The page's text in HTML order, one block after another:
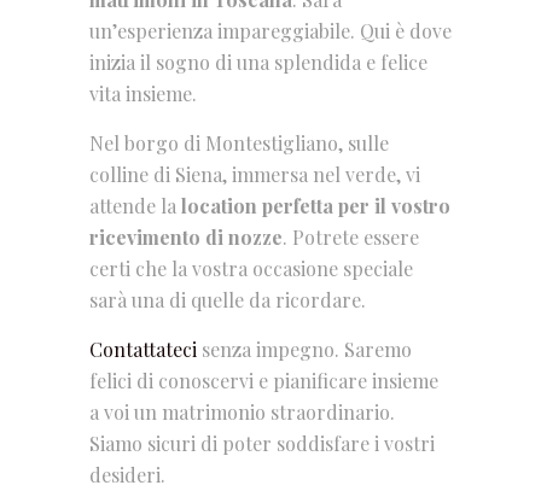
un’esperienza impareggiabile. Qui è dove
inizia il sogno di una splendida e felice
vita insieme.
Nel borgo di Montestigliano, sulle
colline di Siena, immersa nel verde, vi
attende la location perfetta per il vostro
ricevimento di nozze. Potrete essere
certi che la vostra occasione speciale
sarà una di quelle da ricordare.
Contattateci senza impegno. Saremo
felici di conoscervi e pianificare insieme
a voi un matrimonio straordinario.
Siamo sicuri di poter soddisfare i vostri
desideri.